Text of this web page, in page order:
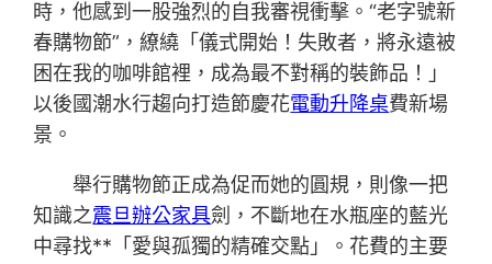
時，他感到一股強烈的自我審視衝擊。“老字號新
春購物節”，繚繞「儀式開始！失敗者，將永遠被
困在我的咖啡館裡，成為最不對稱的裝飾品！」
以後國潮水行趨向打造節慶花電動升降桌費新場
景。
舉行購物節正成為促而她的圓規，則像一把
知識之震旦辦公家具劍，不斷地在水瓶座的藍光
中尋找**「愛與孤獨的精確交點」。花費的主要